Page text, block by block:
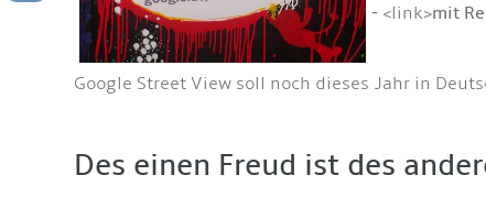
- <link>mit
Google Street View soll noch dieses Jahr in
Des einen Freud ist des